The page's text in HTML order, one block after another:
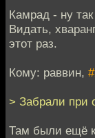
Камрад - ну
Видать,
этот раз.
Кому: раввин,
> Забрали при
Там были ещё